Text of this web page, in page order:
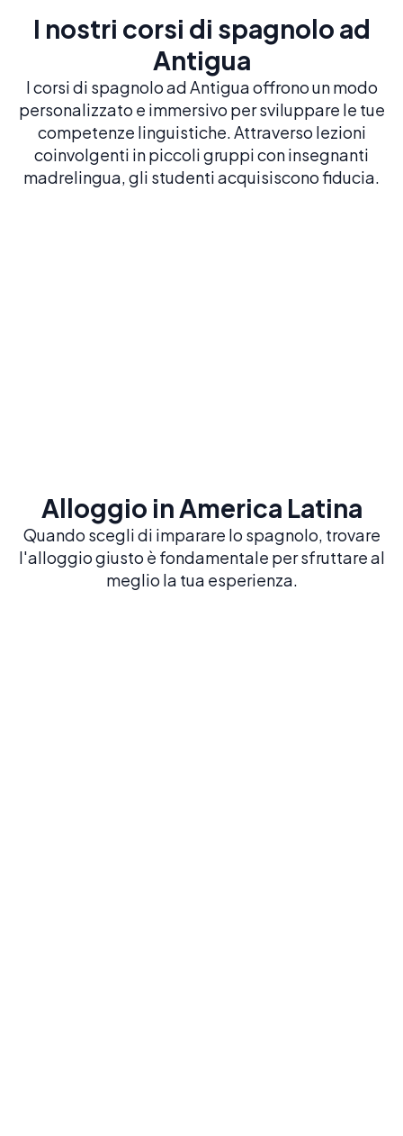
I nostri corsi di spagnolo ad
Antigua
I corsi di spagnolo ad Antigua offrono un modo
personalizzato e immersivo per sviluppare le tue
competenze linguistiche. Attraverso lezioni
coinvolgenti in piccoli gruppi con insegnanti
madrelingua, gli studenti acquisiscono fiducia.
Alloggio in America Latina
Quando scegli di imparare lo spagnolo, trovare
l'alloggio giusto è fondamentale per sfruttare al
meglio la tua esperienza.